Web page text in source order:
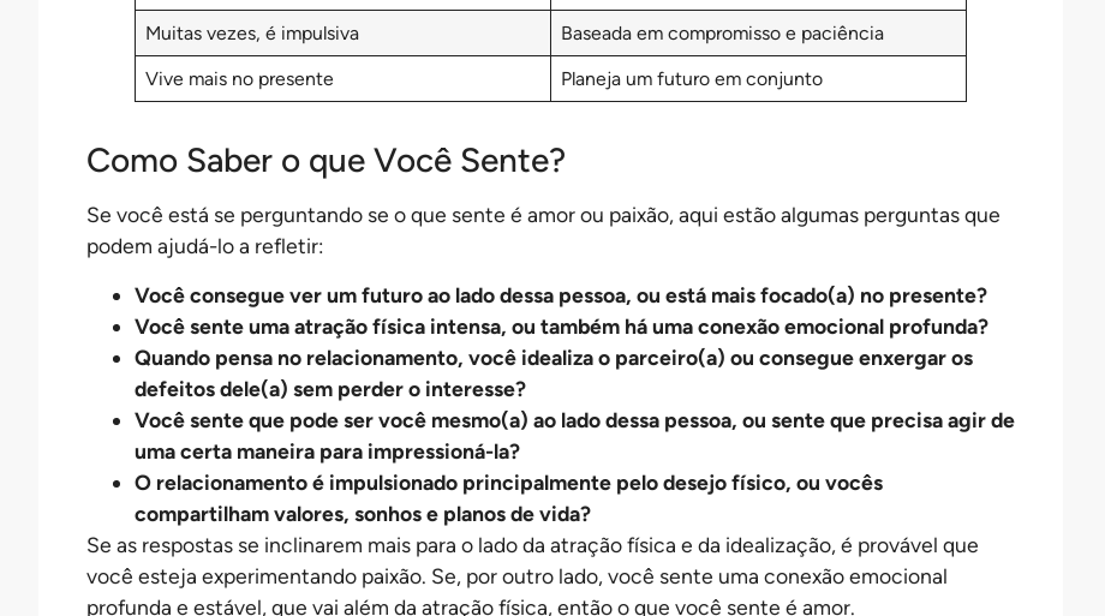
Muitas vezes, é impulsiva
Baseada em compromisso e paciência
Vive mais no presente
Planeja um futuro em conjunto
Como Saber o que Você Sente?
Se você está se perguntando se o que sente é amor ou paixão, aqui estão algumas perguntas que
podem ajudá-lo a refletir:
Você consegue ver um futuro ao lado dessa pessoa, ou está mais focado(a) no presente?
Você sente uma atração física intensa, ou também há uma conexão emocional profunda?
Quando pensa no relacionamento, você idealiza o parceiro(a) ou consegue enxergar os
defeitos dele(a) sem perder o interesse?
Você sente que pode ser você mesmo(a) ao lado dessa pessoa, ou sente que precisa agir de
uma certa maneira para impressioná-la?
O relacionamento é impulsionado principalmente pelo desejo físico, ou vocês
compartilham valores, sonhos e planos de vida?
Se as respostas se inclinarem mais para o lado da atração física e da idealização, é provável que
você esteja experimentando paixão. Se, por outro lado, você sente uma conexão emocional
profunda e estável, que vai além da atração física, então o que você sente é amor.